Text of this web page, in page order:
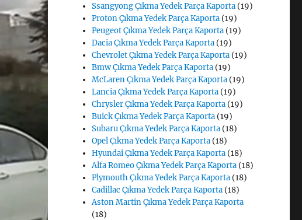
Ssangyong Çıkma Yedek Parça Kaporta (19)
Proton Çıkma Yedek Parça Kaporta (19)
Peugeot Çıkma Yedek Parça Kaporta (19)
Dacia Çıkma Yedek Parça Kaporta (19)
Chevrolet Çıkma Yedek Parça Kaporta (19)
Bmw Çıkma Yedek Parça Kaporta (19)
McLaren Çıkma Yedek Parça Kaporta (19)
Lancia Çıkma Yedek Parça Kaporta (19)
Chrysler Çıkma Yedek Parça Kaporta (19)
Buick Çıkma Yedek Parça Kaporta (19)
Subaru Çıkma Yedek Parça Kaporta (18)
Opel Çıkma Yedek Parça Kaporta (18)
Hyundai Çıkma Yedek Parça Kaporta (18)
Alfa Romeo Çıkma Yedek Parça Kaporta (18)
Plymouth Çıkma Yedek Parça Kaporta (18)
Cadillac Çıkma Yedek Parça Kaporta (18)
Aston Martin Çıkma Yedek Parça Kaporta
(18)